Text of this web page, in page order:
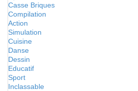
Casse Briques
Compilation
Action
Simulation
Cuisine
Danse
Dessin
Educatif
Sport
Inclassable